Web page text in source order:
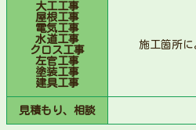
大工工事
屋根工事
電気工事
水道工事
クロス工事
左官工事
塗装工事
建具工事
施工箇所に
見積もり、相談